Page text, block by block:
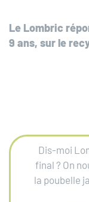
Le Lombric
9 ans, sur le
Dis-moi
final ? On
la poubelle